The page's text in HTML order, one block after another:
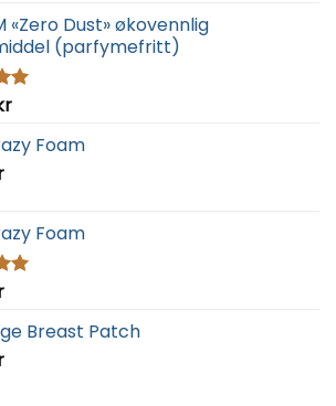
«Zero Dust» økovennlig
(parfymefritt)
Foam
Foam
Breast Patch